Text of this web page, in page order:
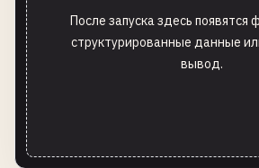
После запуска здесь появятся
структурированные данные
вывод.